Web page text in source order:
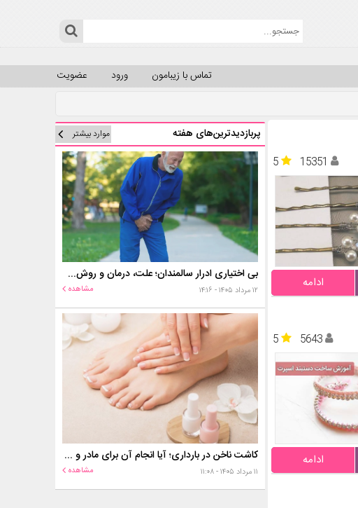
عضویت ورود تماس با زیبامون
5
15351
ادامه
5
5643
ادامه
پربازدیدترین‌های هفته موارد بیشتر
بی اختیاری ادرار سالمندان؛ علت، درمان و روش‌های کنترل در منزل
۱۲ مرداد ۱۴۰۵ - ۱۴:۱۶ مشاهده
کاشت ناخن در بارداری؛ آیا انجام آن برای مادر و جنین خطر دارد؟
۱۱ مرداد ۱۴۰۵ - ۱۱:۰۸ مشاهده